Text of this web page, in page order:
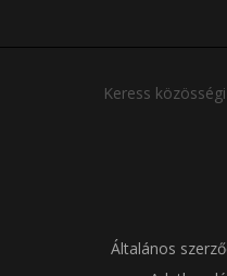
Keress
Általános